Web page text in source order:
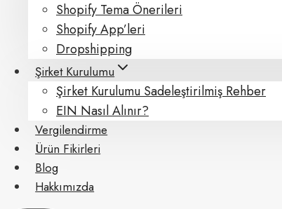
Shopify Tema Önerileri
Shopify App’leri
Dropshipping
Şirket Kurulumu
Şirket Kurulumu Sadeleştirilmiş Rehber
EIN Nasıl Alınır?
Vergilendirme
Ürün Fikirleri
Blog
Hakkımızda